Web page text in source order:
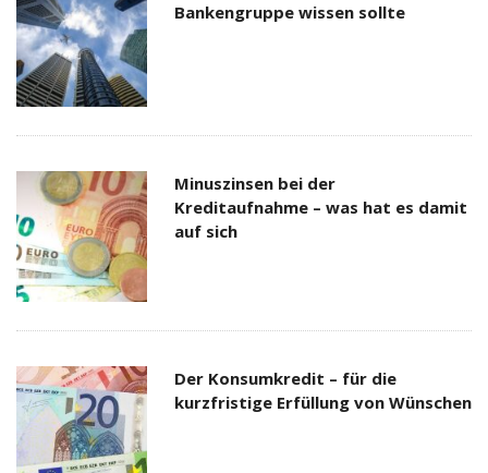
Bankengruppe wissen sollte
Minuszinsen bei der
Kreditaufnahme – was hat es damit
auf sich
Der Konsumkredit – für die
kurzfristige Erfüllung von Wünschen